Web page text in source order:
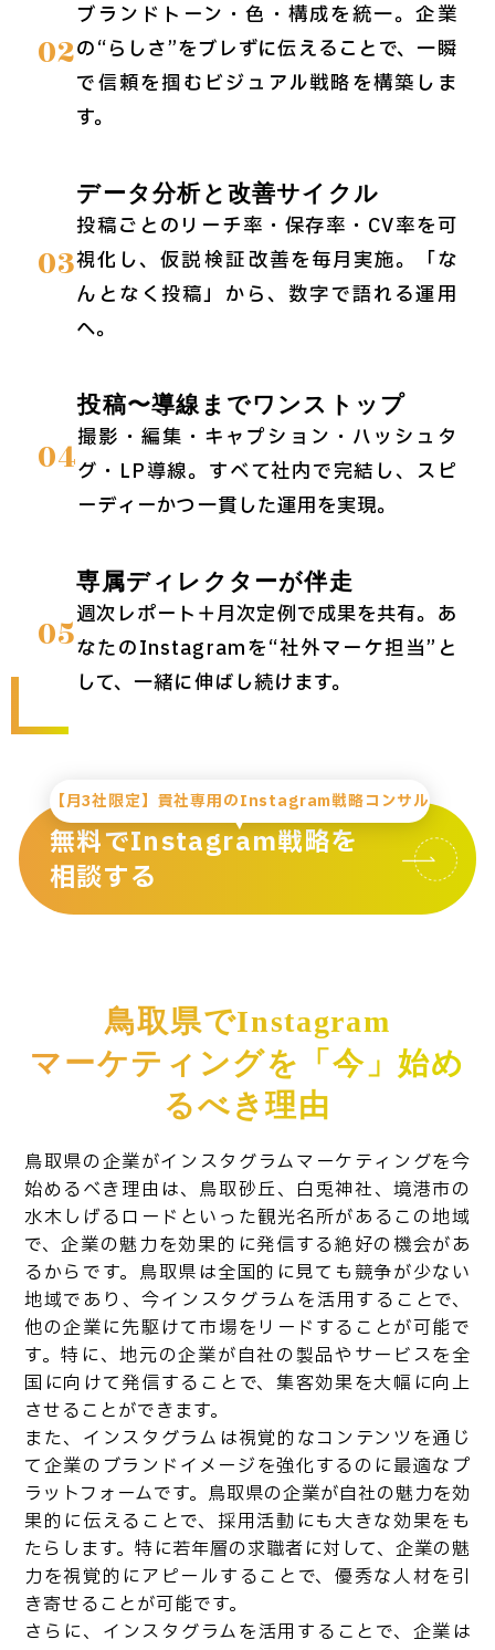
02
ブランドトーン・色・構成を統一。企業
の“らしさ”をブレずに伝えることで、一瞬
で信頼を掴むビジュアル戦略を構築しま
す。
03
データ分析と改善サイクル
投稿ごとのリーチ率・保存率・CV率を可
視化し、仮説→検証→改善を毎月実施。「な
んとなく投稿」から、数字で語れる運用
へ。
04
投稿〜導線までワンストップ
撮影・編集・キャプション・ハッシュタ
グ・LP導線。すべて社内で完結し、スピ
ーディーかつ一貫した運用を実現。
05
専属ディレクターが伴走
週次レポート＋月次定例で成果を共有。あ
なたのInstagramを“社外マーケ担当”と
して、一緒に伸ばし続けます。
【月3社限定】貴社専用のInstagram戦略コンサル
無料でInstagram戦略を
相談する
鳥取県でInstagram
マーケティングを「今」始め
るべき理由
鳥取県の企業がインスタグラムマーケティングを今
始めるべき理由は、鳥取砂丘、白兎神社、境港市の
水木しげるロードといった観光名所があるこの地域
で、企業の魅力を効果的に発信する絶好の機会があ
るからです。鳥取県は全国的に見ても競争が少ない
地域であり、今インスタグラムを活用することで、
他の企業に先駆けて市場をリードすることが可能で
す。特に、地元の企業が自社の製品やサービスを全
国に向けて発信することで、集客効果を大幅に向上
させることができます。
また、インスタグラムは視覚的なコンテンツを通じ
て企業のブランドイメージを強化するのに最適なプ
ラットフォームです。鳥取県の企業が自社の魅力を効
果的に伝えることで、採用活動にも大きな効果をも
たらします。特に若年層の求職者に対して、企業の魅
力を視覚的にアピールすることで、優秀な人材を引
き寄せることが可能です。
さらに、インスタグラムを活用することで、企業は